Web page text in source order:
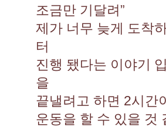
조금만 기달려”
제가 너무 늦게 도착
터
진행 됐다는 이야기
을
끝낼려고 하면 2시간
운동을 할 수 있을 것